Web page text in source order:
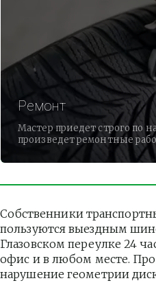
Ремонт
Мастер приедет строго по
произведет ремонтные
Собственники
пользуются выездным
Глазовском переулке 24
офис и в любом месте.
нарушение геометрии